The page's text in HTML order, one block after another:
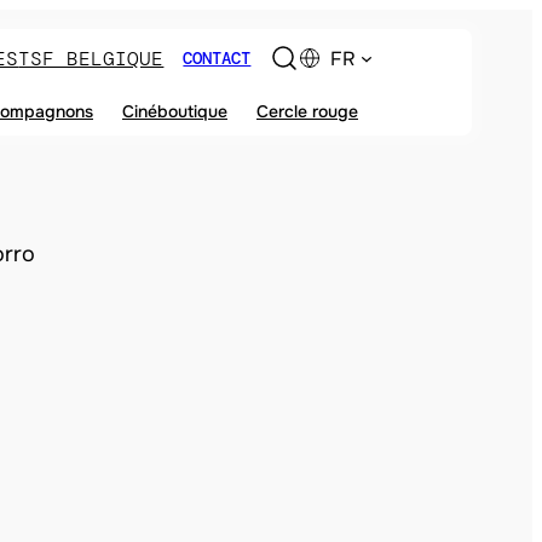
TSF BELGIQUE CONTACT FR
Cinéboutique Cercle rouge